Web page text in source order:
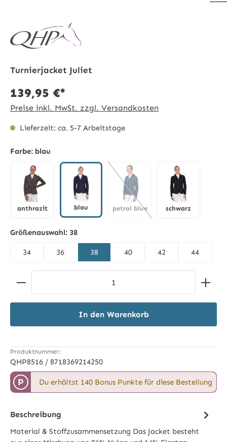
Turnierjacket Juliet
139,95 €*
Preise inkl. MwSt. zzgl. Versandkosten
Lieferzeit: ca. 5-7 Arbeitstage
Farbe: blau
anthrazit blau petrol blue schwarz
Größenauswahl: 38
34 36 38 40 42 44
Produkt Anzahl: Gib den gewünschten Wert ein
In den Warenkorb
Produktnummer:
QHP8516 / 8718369214250
P Du erhältst 140 Bonus Punkte für diese Bestellung
Beschreibung
Material & Stoffzusammensetzung Das Jacket besteht